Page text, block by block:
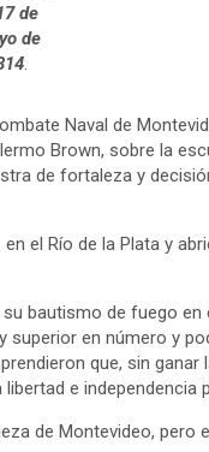
de
de
.
Naval de
Brown, sobre la
de fortaleza y
el Río de la Plata y
bautismo de fuego
superior en número y
que, sin
e independencia
de Montevideo, pero